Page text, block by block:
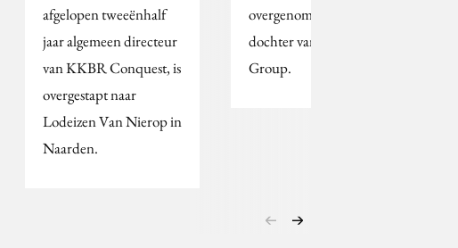
afgelopen tweeënhalf
jaar algemeen directeur
van KKBR Conquest, is
overgestapt naar
Lodeizen Van Nierop in
Naarden.
overgenomen, nu nog
dochter van de Ebner
Group.